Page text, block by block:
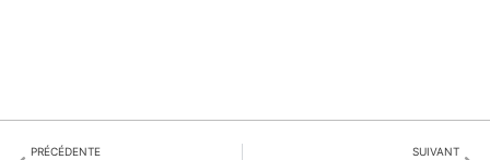
PRÉCÉDENTE SUIVANT